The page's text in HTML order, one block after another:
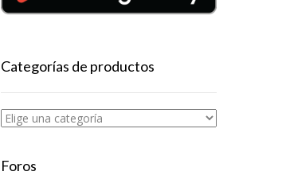
Categorías de productos
Foros